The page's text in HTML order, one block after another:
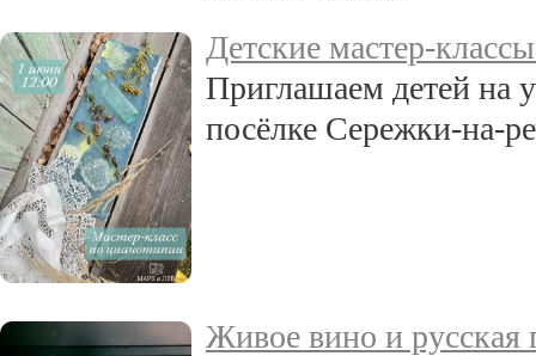
Детские мастер-
Приглашаем детей на
посёлке Сережки-на-
Живое вино и русская